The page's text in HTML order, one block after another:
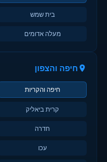
בית שמש
מעלה אדומים
חיפה והצפון
חיפה והקריות
קרית ביאליק
חדרה
עכו